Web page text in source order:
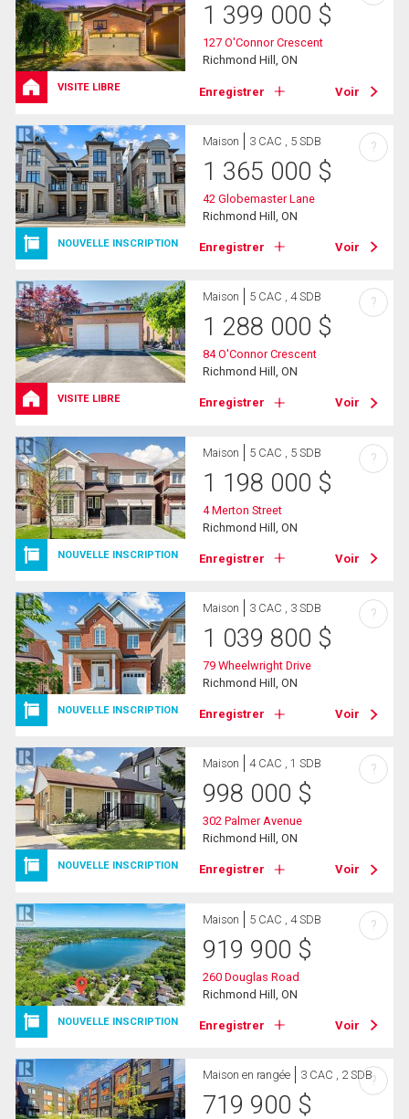
VISITE LIBRE
1 399 000 $
127 O'Connor Crescent
Richmond Hill, ON
Enregistrer Voir
NOUVELLE INSCRIPTION
Maison 3 CAC , 5 SDB
1 365 000 $
42 Globemaster Lane
Richmond Hill, ON
Enregistrer Voir
?
VISITE LIBRE
Maison 5 CAC , 4 SDB
1 288 000 $
84 O'Connor Crescent
Richmond Hill, ON
Enregistrer Voir
?
NOUVELLE INSCRIPTION
Maison 5 CAC , 5 SDB
1 198 000 $
4 Merton Street
Richmond Hill, ON
Enregistrer Voir
?
NOUVELLE INSCRIPTION
Maison 3 CAC , 3 SDB
1 039 800 $
79 Wheelwright Drive
Richmond Hill, ON
Enregistrer Voir
?
NOUVELLE INSCRIPTION
Maison 4 CAC , 1 SDB
998 000 $
302 Palmer Avenue
Richmond Hill, ON
Enregistrer Voir
?
NOUVELLE INSCRIPTION
Maison 5 CAC , 4 SDB
919 900 $
260 Douglas Road
Richmond Hill, ON
Enregistrer Voir
?
Maison en rangée 3 CAC , 2 SDB
719 900 $
?